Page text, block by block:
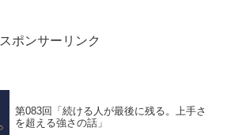
スポンサーリンク
第083回「続ける人が最後に残る。上手さ
を超える強さの話」